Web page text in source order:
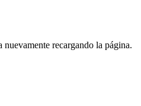
recargando la página.